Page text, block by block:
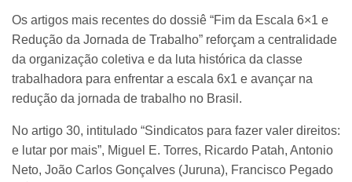
Os artigos mais recentes do dossiê “Fim da Escala 6×1 e
Redução da Jornada de Trabalho” reforçam a centralidade
da organização coletiva e da luta histórica da classe
trabalhadora para enfrentar a escala 6x1 e avançar na
redução da jornada de trabalho no Brasil.
No artigo 30, intitulado “Sindicatos para fazer valer direitos:
e lutar por mais”, Miguel E. Torres, Ricardo Patah, Antonio
Neto, João Carlos Gonçalves (Juruna), Francisco Pegado